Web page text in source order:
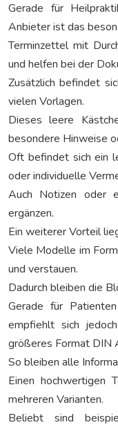
Gerade für
Anbieter ist das
Terminzettel mit
und helfen bei der
Zusätzlich befindet
vielen Vorlagen.
Dieses leere
besondere Hinweise
Oft befindet sich ein
oder individuelle
Auch Notizen oder
ergänzen.
Ein weiterer Vorteil
Viele Modelle im
und verstauen.
Dadurch bleiben die
Gerade für
empfiehlt sich
größeres Format DIN
So bleiben alle
Einen hochwertigen
mehreren Varianten.
Beliebt sind